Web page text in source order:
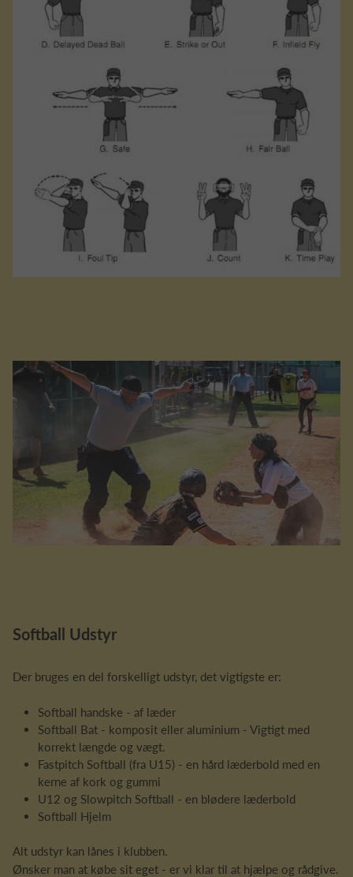
Softball Udstyr
Der bruges en del forskelligt udstyr, det vigtigste er:
Softball handske - af læder
Softball Bat - komposit eller aluminium - Vigtigt med
korrekt længde og vægt.
Fastpitch Softball (fra U15) - en hård læderbold med en
kerne af kork og gummi
U12 og Slowpitch Softball - en blødere læderbold
Softball Hjelm
Alt udstyr kan lånes i klubben.
Ønsker man at købe sit eget - er vi klar til at hjælpe og rådgive.